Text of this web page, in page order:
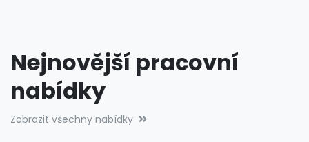
Nejnovější pracovní
nabídky
Zobrazit všechny nabídky